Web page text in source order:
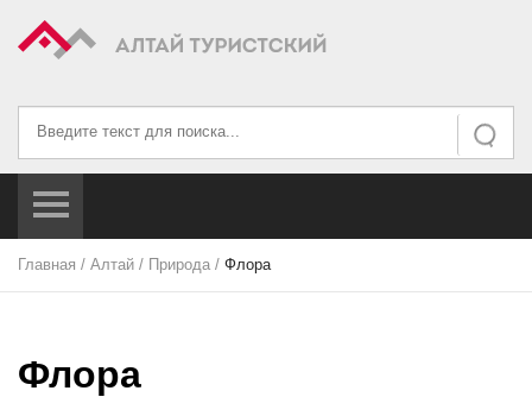
Искать
Искать...
Главная / Алтай / Природа / Флора
Флора